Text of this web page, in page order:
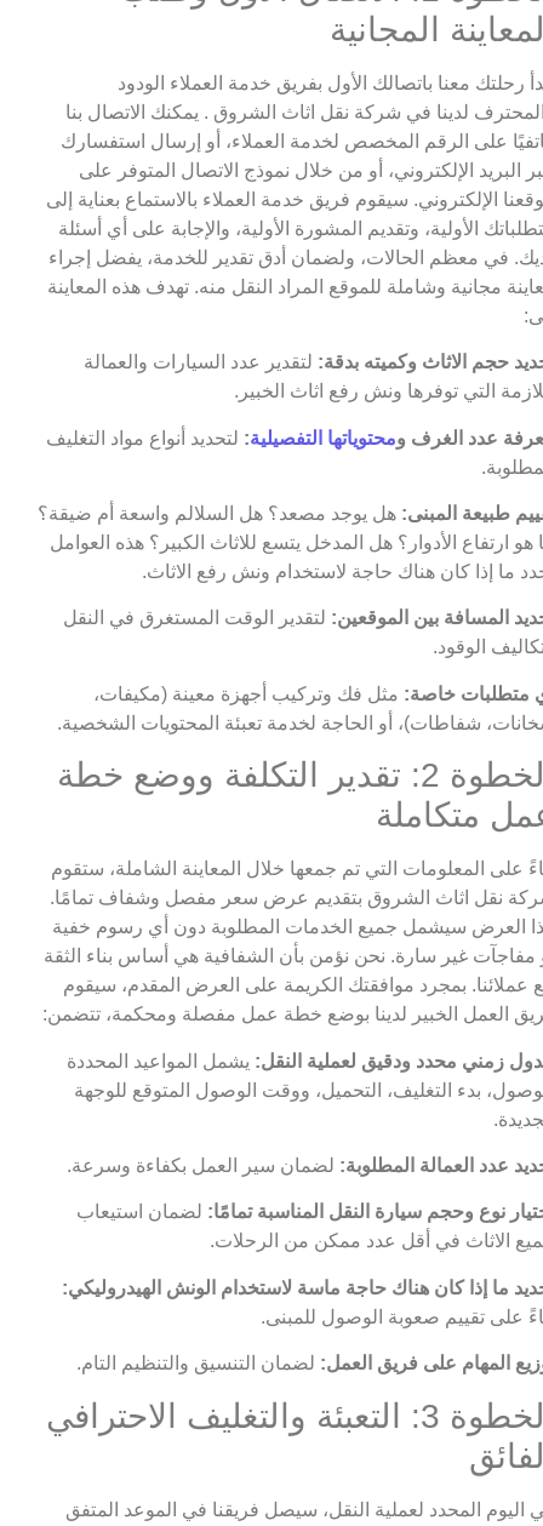
المجانية
رحلتك معنا باتصالك الأول بفريق خدمة العملاء الودود
لدينا في شركة نقل اثاث الشروق . يمكنك الاتصال بنا
على الرقم المخصص لخدمة العملاء، أو إرسال استفسارك
البريد الإلكتروني، أو من خلال نموذج الاتصال المتوفر على
الإلكتروني. سيقوم فريق خدمة العملاء بالاستماع بعناية إلى
الأولية، وتقديم المشورة الأولية، والإجابة على أي أسئلة
في معظم الحالات، ولضمان أدق تقدير للخدمة، يفضل إجراء
مجانية وشاملة للموقع المراد النقل منه. تهدف هذه المعاينة
حجم الاثاث وكميته بدقة: لتقدير عدد السيارات والعمالة
التي توفرها ونش رفع اثاث الخبير.
عدد الغرف ومحتوياتها التفصيلية: لتحديد أنواع مواد التغليف
طبيعة المبنى: هل يوجد مصعد؟ هل السلالم واسعة أم ضيقة؟
هو ارتفاع الأدوار؟ هل المدخل يتسع للاثاث الكبير؟ هذه العوامل
ما إذا كان هناك حاجة لاستخدام ونش رفع الاثاث.
المسافة بين الموقعين: لتقدير الوقت المستغرق في النقل
الوقود.
متطلبات خاصة: مثل فك وتركيب أجهزة معينة (مكيفات،
شفاطات)، أو الحاجة لخدمة تعبئة المحتويات الشخصية.
الخطوة 2: تقدير التكلفة ووضع خطة
متكاملة
على المعلومات التي تم جمعها خلال المعاينة الشاملة، ستقوم
نقل اثاث الشروق بتقديم عرض سعر مفصل وشفاف تمامًا.
العرض سيشمل جميع الخدمات المطلوبة دون أي رسوم خفية
مفاجآت غير سارة. نحن نؤمن بأن الشفافية هي أساس بناء الثقة
عملائنا. بمجرد موافقتك الكريمة على العرض المقدم، سيقوم
العمل الخبير لدينا بوضع خطة عمل مفصلة ومحكمة، تتضمن:
زمني محدد ودقيق لعملية النقل: يشمل المواعيد المحددة
بدء التغليف، التحميل، ووقت الوصول المتوقع للوجهة
عدد العمالة المطلوبة: لضمان سير العمل بكفاءة وسرعة.
نوع وحجم سيارة النقل المناسبة تمامًا: لضمان استيعاب
الاثاث في أقل عدد ممكن من الرحلات.
ما إذا كان هناك حاجة ماسة لاستخدام الونش الهيدروليكي:
على تقييم صعوبة الوصول للمبنى.
المهام على فريق العمل: لضمان التنسيق والتنظيم التام.
الخطوة 3: التعبئة والتغليف الاحترافي
اليوم المحدد لعملية النقل، سيصل فريقنا في الموعد المتفق